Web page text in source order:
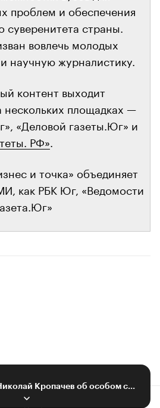
проблем и обеспечения
суверенитета страны.
вовлечь молодых
научную журналистику.
контент выходит
площадках —
«Деловой газеты.Юг» и
РФ»
и точка» объединяет
как РБК Юг, «Ведомости
Редакция